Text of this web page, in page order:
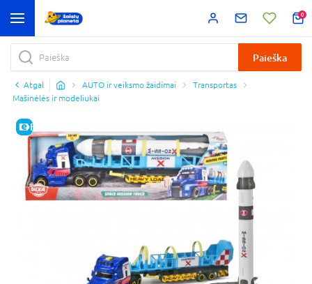
0
Paieška
Atgal AUTO ir veiksmo žaidimai
Transportas
Mašinėlės ir modeliukai
E-KAINA